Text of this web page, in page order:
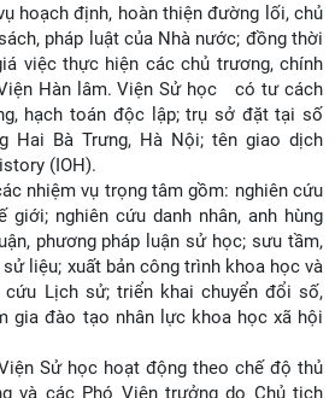
hoạch định, hoàn thiện đường lối, chủ
pháp luật của Nhà nước; đồng thời
việc thực hiện các chủ trương, chính
Hàn lâm.Viện Sử học
có tư cách
hạch toán độc lập; trụ sở đặt tại số
Hai Bà Trưng, Hà Nội; tên giao dịch
(IOH).
nhiệm vụ trọng tâm gồm: nghiên cứu
giới; nghiên cứu danh nhân, anh hùng
phương pháp luận sử học; sưu tầm,
liệu; xuất bản công trình khoa học và
cứu Lịch sử; triển khai chuyển đổi số,
gia đào tạo nhân lực khoa học xã hội
Sử học hoạt động theo chế độ thủ
và các Phó Viện trưởng do Chủ tịch